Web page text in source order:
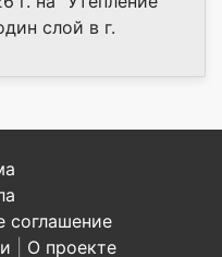
слой в г.
соглашение
О проекте